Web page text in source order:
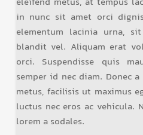
in nunc sit amet orci
elementum lacinia urna,
blandit vel. Aliquam erat
orci. Suspendisse quis
semper id nec diam. Donec
metus, facilisis ut maximus
luctus nec eros ac vehicula.
lorem a sodales.